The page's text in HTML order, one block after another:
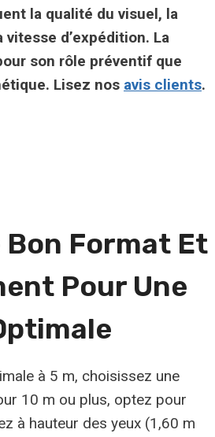
la qualité du visuel, la
d’expédition. La
son rôle préventif que
Lisez nos avis clients.
Bon Format Et
Pour Une
à 5 m, choisissez une
10 m ou plus, optez pour
à hauteur des yeux (1,60 m